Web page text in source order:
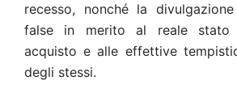
recesso, nonché la
false in merito al reale
acquisto e alle effettive
degli stessi.